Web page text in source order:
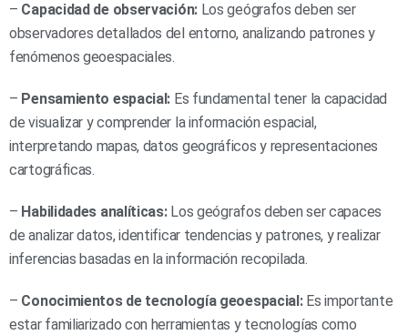
– Capacidad de observación:Los geógrafos deben ser
observadores detallados del entorno, analizando patrones y
fenómenos geoespaciales.
– Pensamiento espacial: Es fundamental tener la capacidad
de visualizar y comprender la información espacial,
interpretando mapas, datos geográficos y representaciones
cartográficas.
– Habilidades analíticas:Los geógrafos deben ser capaces
de analizar datos, identificar tendencias y patrones, y realizar
inferencias basadas en la información recopilada.
– Conocimientos de tecnología geoespacial:Es importante
estar familiarizado con herramientas y tecnologías como